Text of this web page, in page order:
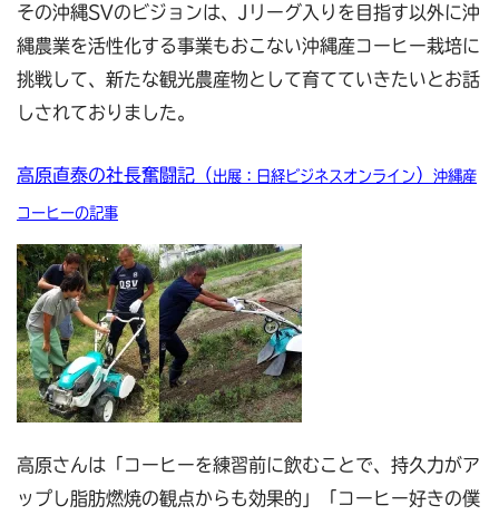
その沖縄SVのビジョンは、Jリーグ入りを目指す以外に沖
縄農業を活性化する事業もおこない沖縄産コーヒー栽培に
挑戦して、新たな観光農産物として育てていきたいとお話
しされておりました。
高原直泰の社長奮闘記 （ 出展：日経ビジネスオンライン ） 沖縄産
コーヒーの記事
高原さんは「コーヒーを練習前に飲むことで、持久力がア
ップし脂肪燃焼の観点からも効果的」「コーヒー好きの僕